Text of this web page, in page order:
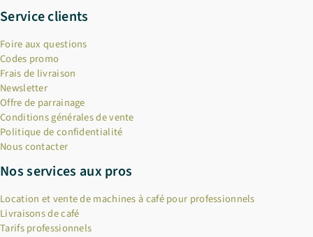
Service clients
Foire aux questions
Codes promo
Frais de livraison
Newsletter
Offre de parrainage
Conditions générales de vente
Politique de confidentialité
Nous contacter
Nos services aux pros
Location et vente de machines à café pour professionnels
Livraisons de café
Tarifs professionnels